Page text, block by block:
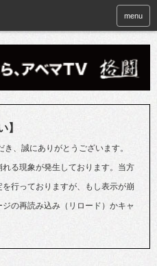
menu
】
、誠にありがとうございます。
る現象が発生しております。当方
行っておりますが、もし表示が崩
の再読み込み（リロード）かキャ